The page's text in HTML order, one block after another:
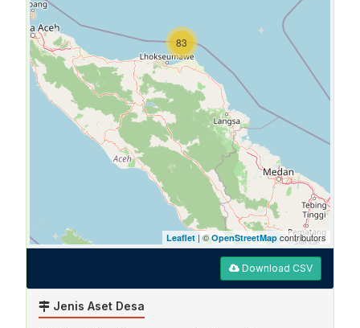
83
Leaflet | ©OpenStreetMap contributors
Download CSV
Jenis Aset Desa